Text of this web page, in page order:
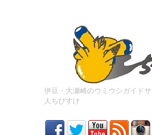
伊豆・大瀬崎のウミウシガイド
人ちびすけ